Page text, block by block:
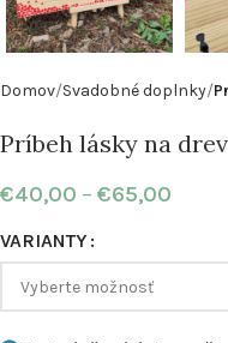
Domov Svadobné doplnky
Príbeh lásky na
€40,00 – €65,00
VARIANTY